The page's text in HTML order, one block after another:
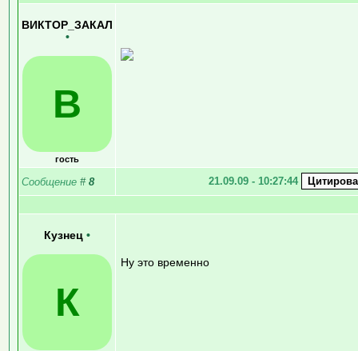
ВИКТОР_ЗАКАЛ
•
В
гость
Сообщение # 8 21.09.09 - 10:27:44
Кузнец •
К
Ну это временно